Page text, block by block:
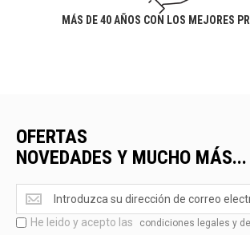
MÁS DE 40 AÑOS CON LOS MEJORES
OFERTAS
NOVEDADES Y MUCHO MÁS...
Ofertas
<br>Novedades
y
He leido y acepto las condiciones legales y